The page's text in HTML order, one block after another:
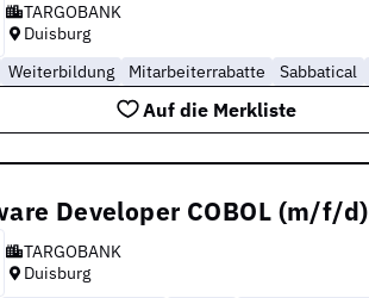
TARGOBANK
Duisburg
Weiterbildung Mitarbeiterrabatte Sabbatical
Auf die Merkliste
Developer COBOL (m/f/d)
TARGOBANK
Duisburg